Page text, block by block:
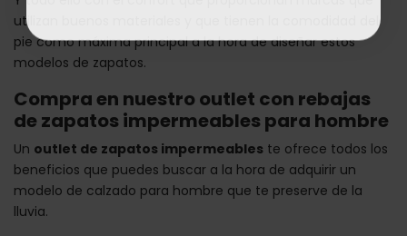
utilizan buenos materiales y que tienen la comodidad del
pie como máxima principal a la hora de diseñar estos
modelos de zapatos.
Compra en nuestro outlet con rebajas
de zapatos impermeables para hombre
Un outlet de zapatos impermeables te ofrece todos los
beneficios que puedes buscar a la hora de adquirir un
modelo de calzado para hombre que te preserve de la
lluvia.